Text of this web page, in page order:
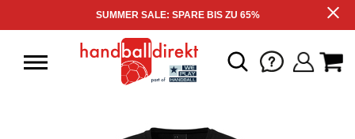
SUMMER SALE: SPARE BIS ZU 65%